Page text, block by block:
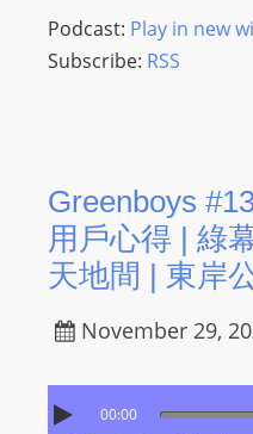
Podcast: Play in new
Subscribe: RSS
Greenboys
用戶心得 | 綠
天地間 | 東岸
November 29,
00:00